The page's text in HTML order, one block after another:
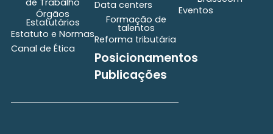
Órgãos
Estatutários
Estatuto e Normas
Canal de Ética
Data centers
Formação de
talentos
Reforma tributária
Posicionamentos
Publicações
Eventos